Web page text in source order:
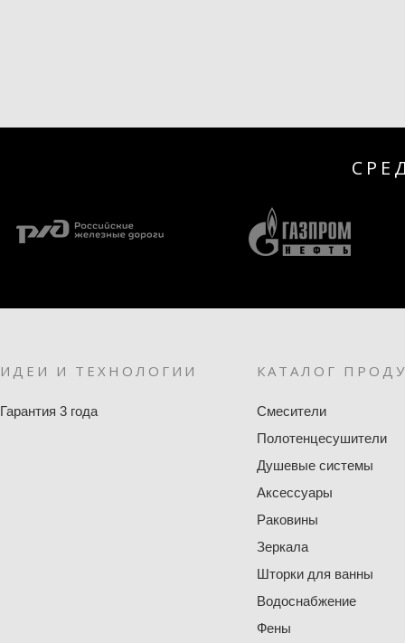
ИДЕИ И ТЕХНОЛОГИИ
Гарантия 3 года
КАТАЛОГ
Смесители
Полотенцесушители
Душевые системы
Аксессуары
Раковины
Зеркала
Шторки для ванны
Водоснабжение
Фены